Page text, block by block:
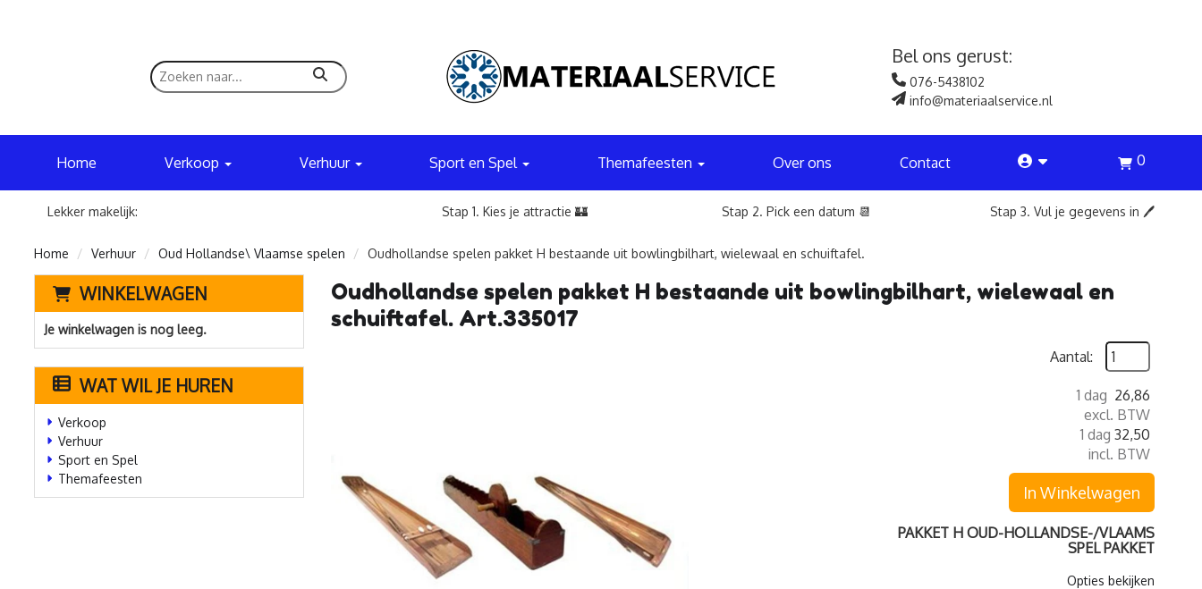
zoeken
Bel ons gerust:
076-5438102
info@materiaalservice.nl
Home Verkoop Verhuur Sport en Spel Themafeesten Over ons Contact account 0
Lekker makelijk: Stap 1. Kies je attractie 🏰 Stap 2. Pick een datum 📆 Stap 3. Vul je gegevens in 🖊️
Home Verhuur Oud Hollandse\ Vlaamse spelen Oudhollandse spelen pakket H bestaande uit bowlingbilhart, wielewaal en schuiftafel.
WINKELWAGEN
Je winkelwagen is nog leeg.
WAT WIL JE HUREN
Verkoop
Verhuur
Sport en Spel
Themafeesten
Oudhollandse spelen pakket H bestaande uit bowlingbilhart, wielewaal en
schuiftafel. Art.335017
Aantal:
1 dag 26,86
excl. BTW
1 dag 32,50
incl. BTW
In Winkelwagen
PAKKET H OUD-HOLLANDSE-/VLAAMS
SPEL PAKKET
Opties bekijken